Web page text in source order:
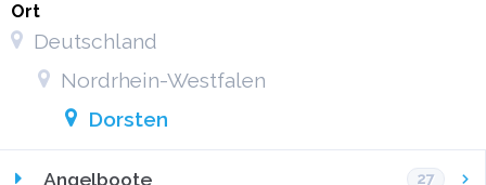
Ort
Deutschland
Nordrhein-Westfalen
Dorsten
Angelboote 27